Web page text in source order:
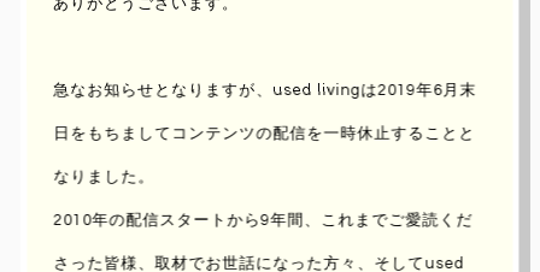
ありがとうございます。
急なお知らせとなりますが、used livingは2019年6月末
日をもちまして コンテンツの配信を一時休止することと
なりました。
2010年の配信スタートから9年間、これまでご愛読くだ
さった皆様、取材でお世話になった方々、 そしてused